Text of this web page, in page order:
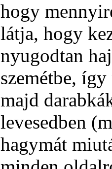
hogy
látja, hogy
nyugodtan
szemétbe,
majd
levesedben
hagymát